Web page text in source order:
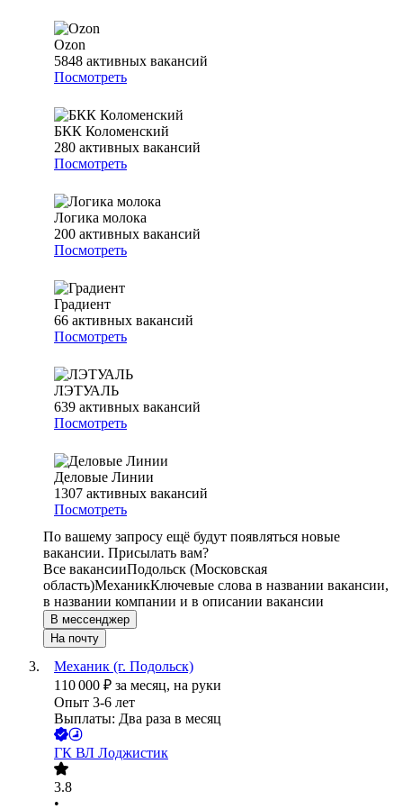
Ozon
5848 активных вакансий
Посмотреть
БКК Коломенский
280 активных вакансий
Посмотреть
Логика молока
200 активных вакансий
Посмотреть
Градиент
66 активных вакансий
Посмотреть
ЛЭТУАЛЬ
639 активных вакансий
Посмотреть
Деловые Линии
1307 активных вакансий
Посмотреть
По вашему запросу ещё будут появляться новые
вакансии. Присылать вам?
Все вакансииПодольск (Московская
область)МеханикКлючевые слова в названии вакансии,
в названии компании и в описании вакансии
В мессенджер
На почту
Механик (г. Подольск)
110 000 ₽ за месяц, на руки
Опыт 3-6 лет
Выплаты: Два раза в месяц
ГК ВЛ Лоджистик
3.8
•